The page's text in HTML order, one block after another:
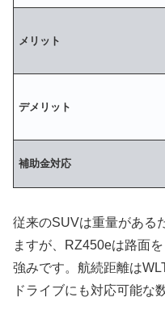
メリット
デメリット
補助金対応
従来のSUVは重量がある
ますが、RZ450eは路面
強みです。航続距離は
ドライブにも対応可能な